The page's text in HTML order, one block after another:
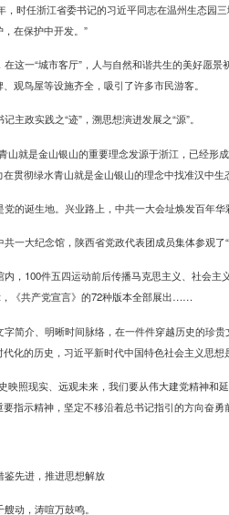
，时任浙江省委书记的习近平同志在温州生态园
在保护中开发。”
在这一“城市客厅”，人与自然和谐共生的美好愿
观鸟屋等设施齐全，吸引了许多市民游客。
记主政实践之“迹”，溯思想演进发展之“源”。
山就是金山银山的重要理念发源于浙江，已经形
在贯彻绿水青山就是金山银山的理念中找准汉中生
党的诞生地。兴业路上，中共一大会址焕发百年华
共一大纪念馆，陕西省党政代表团成员集体参观
内，100件五四运动前后传播马克思主义、社会主
，《共产党宣言》的72种版本全部展出……
字简介、明晰时间脉络，在一件件穿越历史的珍
代化的历史，习近平新时代中国特色社会主义思
映照现实、远观未来，我们要从伟大建党精神和
指示精神，坚定不移沿着总书记指引的方向奋勇
鉴先进，推进思想解放
艘动，涛喧万鼓鸣。